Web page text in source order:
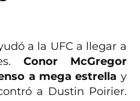
a la UFC a llegar a
Conor McGregor
a mega estrella y
a Dustin Poirier.